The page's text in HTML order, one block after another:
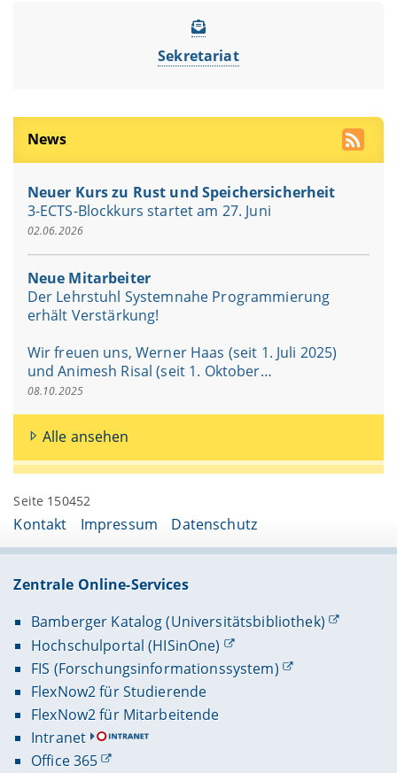
Sekretariat
News
Neuer Kurs zu Rust und Speichersicherheit
3-ECTS-Blockkurs startet am 27. Juni
02.06.2026
Neue Mitarbeiter
Der Lehrstuhl Systemnahe Programmierung
erhält Verstärkung!
Wir freuen uns, Werner Haas (seit 1. Juli 2025)
und Animesh Risal (seit 1. Oktober…
08.10.2025
Alle ansehen
Seite 150452
Kontakt Impressum Datenschutz
Zentrale Online-Services
Bamberger Katalog (Universitätsbibliothek)
Hochschulportal (HISinOne)
FIS (Forschungsinformationssystem)
FlexNow2 für Studierende
FlexNow2 für Mitarbeitende
Intranet
Office 365